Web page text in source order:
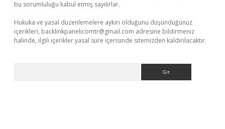
bu sorumluluğu kabul etmiş sayılırlar.
Hukuka ve yasal düzenlemelere aykırı olduğunu düşündüğünüz
içerikleri, backlinkpanelicomtr@gmail.com adresine bildirmeniz
halinde, ilgili içerikler yasal süre içerisinde sitemizden kaldırılacaktır.